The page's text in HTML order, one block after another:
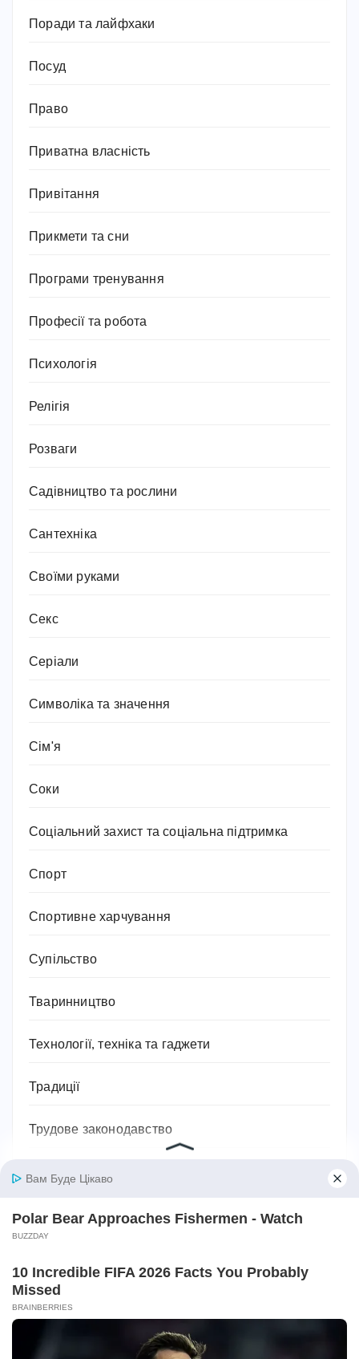
Поради та лайфхаки
Посуд
Право
Приватна власність
Привітання
Прикмети та сни
Програми тренування
Професії та робота
Психологія
Релігія
Розваги
Садівництво та рослини
Сантехніка
Своїми руками
Секс
Серіали
Символіка та значення
Сім'я
Соки
Соціальний захист та соціальна підтримка
Спорт
Спортивне харчування
Супільство
Тваринництво
Технології, техніка та гаджети
Традиції
Трудове законодавство
Фільми
Фінанси
Церковні та святкові дати